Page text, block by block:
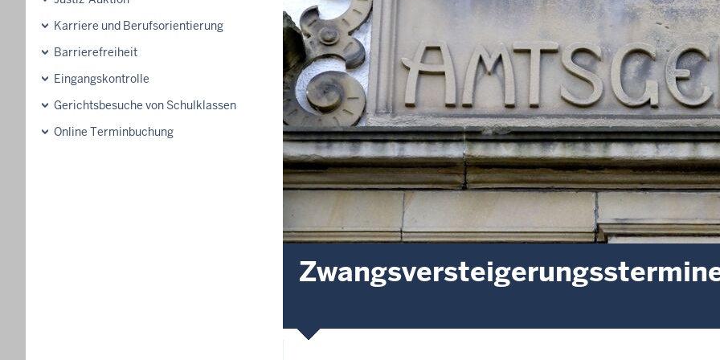
Karriere und Berufsorientierung
Barrierefreiheit
Eingangskontrolle
Gerichtsbesuche von Schulklassen
Online Terminbuchung